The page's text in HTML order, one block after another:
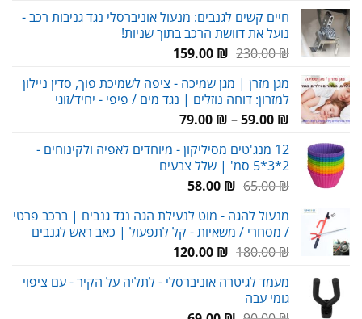
חיים קשים לגנבים: מנעול אוניברסלי נגד גניבות רכב -
נועל את דוושת הרכב בתוך שניות!
230.00₪
המחיר
היה:
230.00 ₪.
159.00 ₪
המחיר
הוא:
159.00 ₪.
מגן מזרן | מגן שמיכה - ציפה לשמיכת פוך, סדין ניילון
למזרון: דוחה נוזלים | נגד מים / פיפי - יחיד/זוגי
59.00 ₪
–
79.00 ₪
טווח
עד
12 מנג'טים מסיליקון - מיוחדים לאפיה ולקינוחים -
2*3*5 סמ' | שלל צבעים
65.00₪
המחיר
היה:
65.00 ₪.
58.00 ₪
המחיר
הוא:
58.00 ₪.
מנעול להגה - מוט לנעילת הגה נגד גנבים | ברכב פרטי
/ מסחרי / משאיות - קל לתפעול | כאב ראש לגנבים
180.00₪
המחיר
היה:
120.00 ₪
המחיר
הוא:
מעמד לגיטרה אוניברסלי - לתליה על הקיר - עם ציפוי
גומי עבה